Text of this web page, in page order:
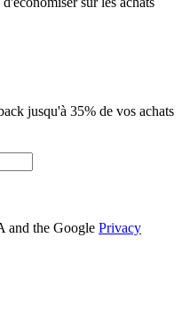
jusqu'à 35% de vos achats
and the Google Privacy